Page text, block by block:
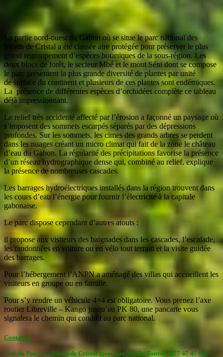
La partie nord-ouest du Gabon où se situe le parc national des
Monts de Cristal a été classée aire protégée pour préserver le plus
grand regroupement d’espèces botaniques de la sous-région. Les
deux blocs de forêt, le secteur Mbé et le mont Séni dont se compose
le parc présentent la plus grande diversité de plantes par unité
de surface du continent et plusieurs de ces plantes sont endémiques.
La présence de différentes espèces d’orchidées complète ce tableau
déjà impressionnant.
Le relief très accidenté affecté par l’érosion a façonné un paysage où
s’imposent des sommets escarpés séparés par des dépressions
profondes. Sur les sommets, les cimes des grands arbres se perdent
dans les nuages créant un micro climat qui fait de la zone le château
d’eau du Gabon. La régularité des précipitations favorise la présence
d’un réseau hydrographique dense qui, combiné au relief, explique
la présence de nombreuses cascades.
Les barrages hydroélectriques installés dans la région trouvent dans
les cours d’eau l’énergie pour fournir l’électricité à la capitale
gabonaise.
Le parc dispose cependant d’autres atouts :
il propose aux visiteurs des baignades dans les cascades, l’escalade,
les randonnées en voiture ou en vélo tout terrain et la visite guidée
des barrages.
Pour l’hébergement l’ANPN a aménagé des villas qui accueillent les
visiteurs en groupe ou en famille.
Pour s’y rendre un véhicule 4×4 est obligatoire. Vous prenez l’axe
routier Libreville – Kango jusqu’au PK 80, une pancarte vous
signalera le chemin qui conduit au parc national.
Contacts:
Gîte du Parc des Monts de Cristal (géré par Mbolo Tours) : 077 47 47 08